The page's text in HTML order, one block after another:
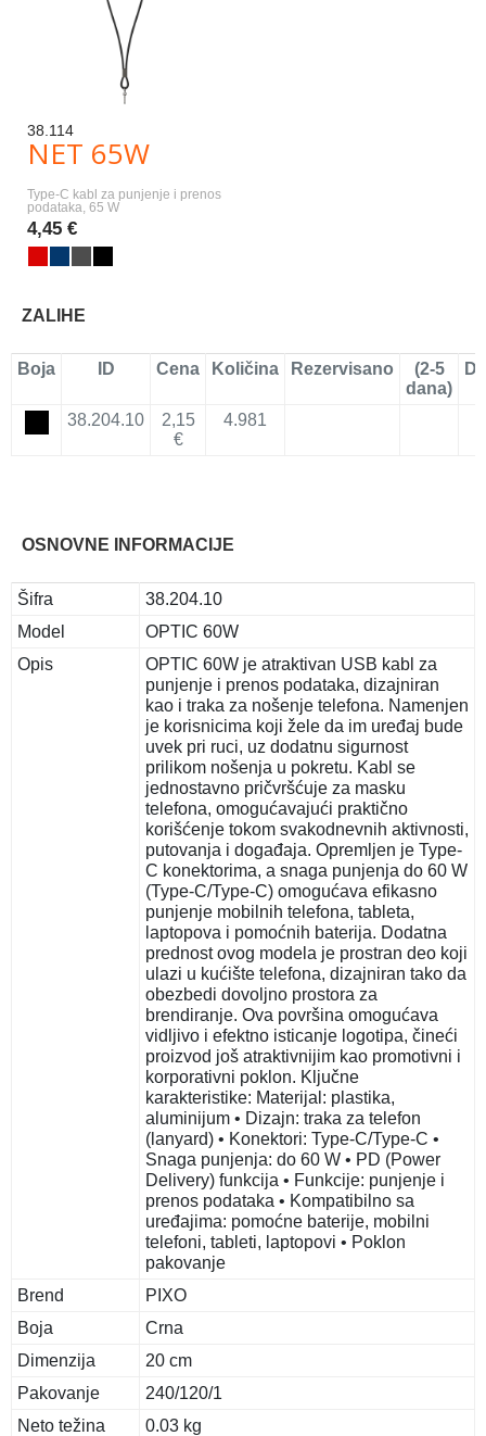
38.114
NET 65W
Type-C kabl za punjenje i prenos
podataka, 65 W
4,45 €
ZALIHE
Boja ID Cena Količina Rezervisano
(2-5
dana)
38.204.10
2,15
€
4.981
OSNOVNE INFORMACIJE
Šifra
38.204.10
Model
OPTIC 60W
Opis
OPTIC 60W je atraktivan USB kabl za
punjenje i prenos podataka, dizajniran
kao i traka za nošenje telefona. Namenjen
je korisnicima koji žele da im uređaj bude
uvek pri ruci, uz dodatnu sigurnost
prilikom nošenja u pokretu. Kabl se
jednostavno pričvršćuje za masku
telefona, omogućavajući praktično
korišćenje tokom svakodnevnih aktivnosti,
putovanja i događaja. Opremljen je Type-
C konektorima, a snaga punjenja do 60 W
(Type-C/Type-C) omogućava efikasno
punjenje mobilnih telefona, tableta,
laptopova i pomoćnih baterija. Dodatna
prednost ovog modela je prostran deo koji
ulazi u kućište telefona, dizajniran tako da
obezbedi dovoljno prostora za
brendiranje. Ova površina omogućava
vidljivo i efektno isticanje logotipa, čineći
proizvod još atraktivnijim kao promotivni i
korporativni poklon. Ključne
karakteristike: Materijal: plastika,
aluminijum • Dizajn: traka za telefon
(lanyard) • Konektori: Type-C/Type-C •
Snaga punjenja: do 60 W • PD (Power
Delivery) funkcija • Funkcije: punjenje i
prenos podataka • Kompatibilno sa
uređajima: pomoćne baterije, mobilni
telefoni, tableti, laptopovi • Poklon
pakovanje
Brend
PIXO
Boja
Crna
Dimenzija
20 cm
Pakovanje
240/120/1
Neto težina
0.03 kg